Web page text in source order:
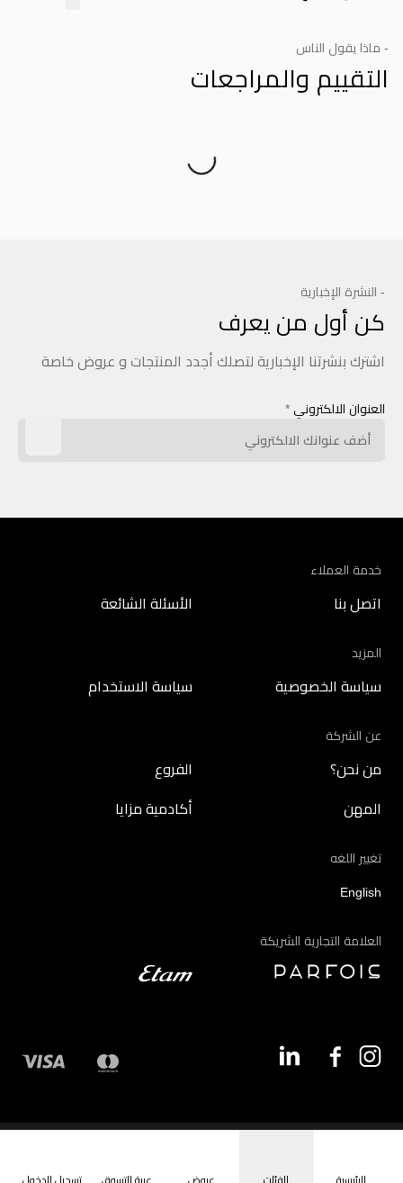
- ماذا يقول الناس
التقييم والمراجعات
- النشرة الإخبارية
كن أول من يعرف
اشترك بنشرتنا الإخبارية لتصلك أجدد المنتجات و عروض خاصة
العنوان الالكتروني *
خدمة العملاء
اتصل بنا الأسئلة الشائعة
المزيد
سياسة الخصوصية سياسة الاستخدام
عن الشركة
من نحن؟ الفروع
المهن أكادمية مزايا
تغيير اللغه
English
العلامة التجارية الشريكة
الرئيسية الفئات عروض عربة التسوق تسجيل الدخول